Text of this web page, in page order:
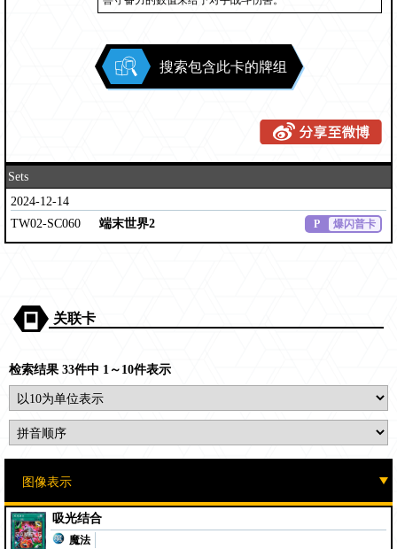
搜索包含此卡的牌组
Sets
2024-12-14
TW02-SC060
端末世界2 P 爆闪普卡
关联卡
检索结果 33件中 1～10件表示
吸光结合
魔法